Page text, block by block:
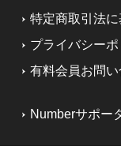
特定商取引法
プライバシー
有料会員お問
Numberサポー